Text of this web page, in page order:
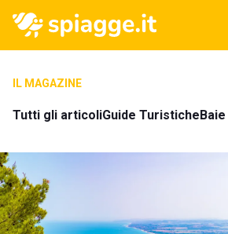
IL MAGAZINE
Tutti gli articoliGuide Turistiche